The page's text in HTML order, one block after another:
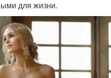
для жизни.